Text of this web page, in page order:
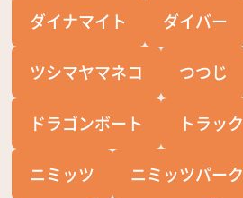
ダイナマイト ダイバー
ツシマヤマネコ つつじ
ドラゴンボート トラック
ニミッツ ニミッツパーク